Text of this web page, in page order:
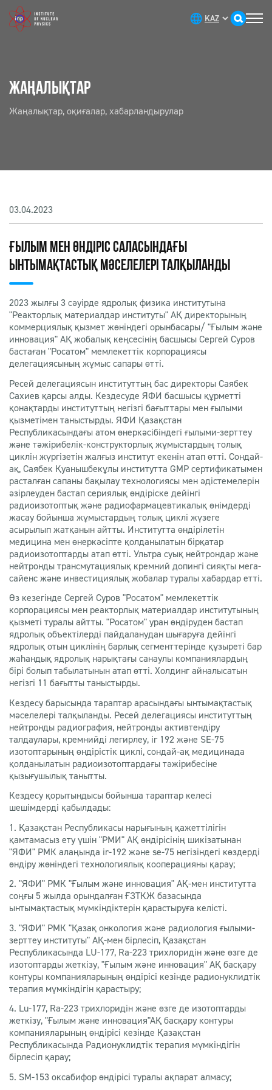
ЖАҢАЛЫҚТАР
Жаңалықтар, оқиғалар, хабарландырулар
03.04.2023
ҒЫЛЫМ МЕН ӨНДІРІС САЛАСЫНДАҒЫ
ЫНТЫМАҚТАСТЫҚ МӘСЕЛЕЛЕРІ ТАЛҚЫЛАНДЫ
2023 жылғы 3 сәуірде ядролық физика институтына
"Реакторлық материалдар институты" АҚ директорының
коммерциялық қызмет жөніндегі орынбасары/ "Ғылым және
инновация" АҚ жобалық кеңсесінің басшысы Сергей Суров
бастаған "Росатом" мемлекеттік корпорациясы
делегациясының жұмыс сапары өтті.
Ресей делегациясын институттың бас директоры Саябек
Сахиев қарсы алды. Кездесуде ЯФИ басшысы құрметті
қонақтарды институттың негізгі бағыттары мен ғылыми
қызметімен таныстырды. ЯФИ Қазақстан
Республикасындағы атом өнеркәсібіндегі ғылыми-зерттеу
және тәжірибелік-конструкторлық жұмыстардың толық
циклін жүргізетін жалғыз институт екенін атап өтті. Сондай-
ақ, Саябек Қуанышбекұлы институтта GMP сертификатымен
расталған сапаны бақылау технологиясы мен әдістемелерін
әзірлеуден бастап сериялық өндіріске дейінгі
радиоизотоптық және радиофармацевтикалық өнімдерді
жасау бойынша жұмыстардың толық циклі жүзеге
асырылып жатқанын айтты. Институтта өндірілетін
медицина мен өнеркәсіпте қолданылатын бірқатар
радиоизотоптарды атап өтті. Ультра суық нейтрондар және
нейтронды трансмутациялық кремний допингі сияқты мега-
сайенс және инвестициялық жобалар туралы хабардар етті.
Өз кезегінде Сергей Суров "Росатом" мемлекеттік
корпорациясы мен реакторлық материалдар институтының
қызметі туралы айтты. "Росатом" уран өндіруден бастап
ядролық объектілерді пайдаланудан шығаруға дейінгі
ядролық отын циклінің барлық сегменттерінде құзыреті бар
жаһандық ядролық нарықтағы санаулы компаниялардың
бірі болып табылатынын атап өтті. Холдинг айналысатын
негізгі 11 бағытты таныстырды.
Кездесу барысында тараптар арасындағы ынтымақтастық
мәселелері талқыланды. Ресей делегациясы институттың
нейтронды радиография, нейтронды активтендіру
талдаулары, кремнийді легирлеу, ir 192 және SE-75
изотоптарының өндірістік циклі, сондай-ақ медицинада
қолданылатын радиоизотоптардағы тәжірибесіне
қызығушылық танытты.
Кездесу қорытындысы бойынша тараптар келесі
шешімдерді қабылдады:
1. Қазақстан Республикасы нарығының қажеттілігін
қамтамасыз ету үшін "РМИ" АҚ өндірісінің шикізатынан
"ЯФИ" РМК алаңында ir-192 және se-75 негізіндегі көздерді
өндіру жөніндегі технологиялық кооперацияны қарау;
2. "ЯФИ" РМК "Ғылым және инновация" АҚ-мен институтта
соңғы 5 жылда орындалған ҒЗТКЖ базасында
ынтымақтастық мүмкіндіктерін қарастыруға келісті.
3. "ЯФИ" РМК "Қазақ онкология және радиология ғылыми-
зерттеу институты" АҚ-мен бірлесіп, Қазақстан
Республикасында LU-177, Ra-223 трихлоридін және өзге де
изотоптарды жеткізу, "Ғылым және инновация" АҚ басқару
контуры компанияларының өндірісі кезінде радионуклидтік
терапия мүмкіндігін қарастыру;
4. Lu-177, Ra-223 трихлоридін және өзге де изотоптарды
жеткізу, "Ғылым және инновация"АҚ басқару контуры
компанияларының өндірісі кезінде Қазақстан
Республикасында Радионуклидтік терапия мүмкіндігін
бірлесіп қарау;
5. SM-153 оксабифор өндірісі туралы ақпарат алмасу;